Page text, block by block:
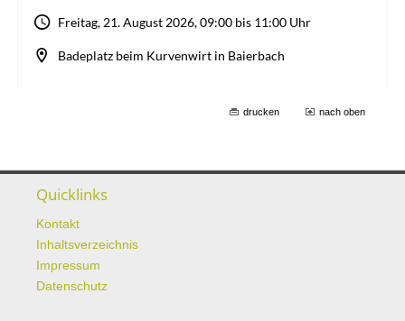
drucken nach oben
Quicklinks
Kontakt
Inhaltsverzeichnis
Impressum
Datenschutz